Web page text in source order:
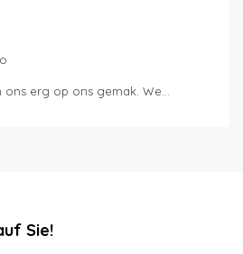
erg op ons gemak. We…
Sie!